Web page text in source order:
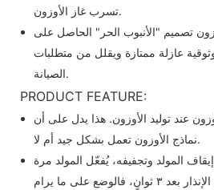
تسرب غاز الأوزون.
تصميم "الأنبوب الحر" الحاصل على
عازلة ممتازة ويقلل من متطلبات
الصيانة.
PRODUCT FEATURE:
عند توليد الأوزون. هذا يدل على أن
نماذج الأوزون تعمل بشكل جيد أم لا.
إيقاف المولد وتجفيفه، يُفعّل المولد مرة